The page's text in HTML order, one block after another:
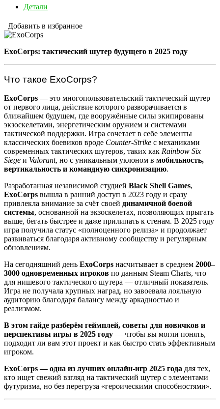
Детали
Добавить в избранное
ExoCorps: тактический шутер будущего в 2025 году
Что такое ExoCorps?
ExoCorps — это многопользовательский тактический шутер
от первого лица, действие которого разворачивается в
ближайшем будущем, где вооружённые силы экипированы
экзоскелетами, энергетическим оружием и системами
тактической поддержки. Игра сочетает в себе элементы
классических боевиков вроде Counter-Strike с механиками
современных тактических шутеров, таких как Rainbow Six
Siege и Valorant, но с уникальным уклоном в мобильность,
вертикальность и командную синхронизацию.
Разработанная независимой студией Black Shell Games,
ExoCorps вышла в ранний доступ в 2023 году и сразу
привлекла внимание за счёт своей динамичной боевой
системы, основанной на экзоскелетах, позволяющих прыгать
выше, бегать быстрее и даже прилипать к стенам. В 2025 году
игра получила статус «полноценного релиза» и продолжает
развиваться благодаря активному сообществу и регулярным
обновлениям.
На сегодняшний день ExoCorps насчитывает в среднем 2000–
3000 одновременных игроков по данным Steam Charts, что
для нишевого тактического шутера — отличный показатель.
Игра не получала крупных наград, но завоевала лояльную
аудиторию благодаря балансу между аркадностью и
реализмом.
В этом гайде разберём геймплей, советы для новичков и
перспективы игры в 2025 году — чтобы вы могли понять,
подходит ли вам этот проект и как быстро стать эффективным
игроком.
ExoCorps — одна из лучших онлайн-игр 2025 года для тех,
кто ищет свежий взгляд на тактический шутер с элементами
футуризма, но без перегруза «героическими способностями».